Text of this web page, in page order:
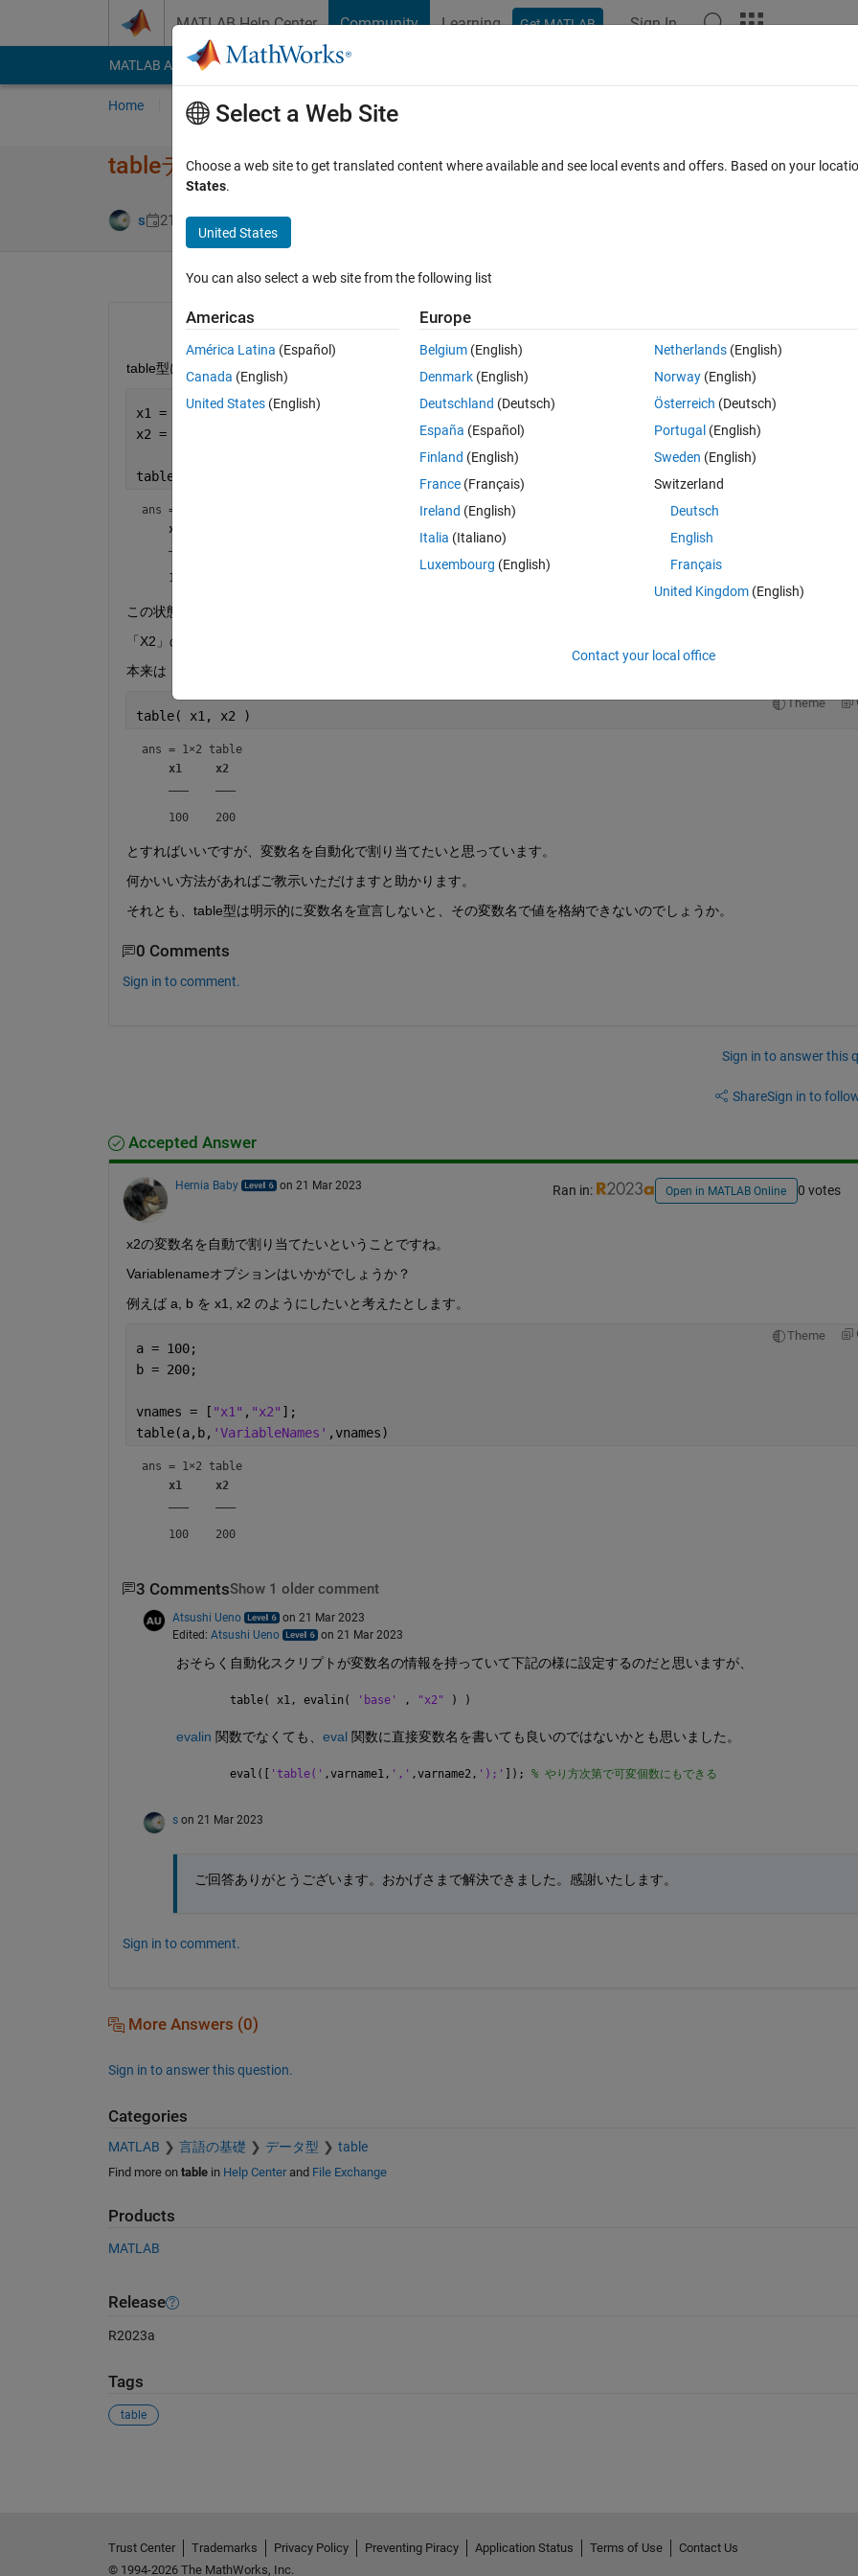
MATLAB Help Center Community Learning Get MATLAB Sign In
MATLAB Answers File Exchange Cody
Home Ask Answer Browse MATLAB FAQs
tableデータの変数名を割り当てる方法
s 21 Mar 2023 1 Answer
Ran in: Open in MATLAB Online 0 votes
table型において、変数名を明示的に宣言せずに、割り当てて、table型の変数を作成する方法を教えていただきたいです。
x1 = 100;
x2 = 200;
table( x1, evalin(
ans =
x1
この状態だと、tableの変数の中の「X2」の変数名は「Var2」となります。
「X2」の変数名を「X2」のままtable型に格納したい場合はどうすればいいでしょうか。
本来は
Theme
table( x1, x2 )
ans = 1×2 table
x1
x2
    100    200
とすればいいですが、変数名を自動化で割り当てたいと思っています。
何かいい方法があればご教示いただけますと助かります。
それとも、table型は明示的に変数名を宣言しないと、その変数名で値を格納できないのでしょうか。
0 Comments
Sign in to comment.
Sign in to answer this
ShareSign in to
Accepted Answer
Hernia Baby on 21 Mar 2023 Ran in: Open in MATLAB Online 0 votes
x2の変数名を自動で割り当てたいということですね。
Variablenameオプションはいかがでしょうか？
例えば a, b を x1, x2 のようにしたいと考えたとします。
Theme
a = 100;
b = 200;
vnames = [ "x1" , "x2" ];
table(a,b, 'VariableNames' ,vnames)
ans = 1×2 table
x1
x2
    100    200
3 CommentsShow 1 older comment
Atsushi Ueno
on 21 Mar 2023
Edited: Atsushi Ueno on 21 Mar 2023
おそらく自動化スクリプトが変数名の情報を持っていて下記の様に設定するのだと思いますが、
table( x1, evalin( 'base' , "x2" ) )
evalin 関数でなくても、 eval 関数に直接変数名を書いても良いのではないかとも思いました。
eval([ 'table(' ,varname1, ',' ,varname2, ');' ]); % やり方次第で可変個数にもできる
s on 21 Mar 2023
ご回答ありがとうございます。おかげさまで解決できました。感謝いたします。
Sign in to comment.
More Answers (0)
Sign in to answer this question.
Categories
MATLAB 言語の基礎 データ型 table
Find more on tablein Help Centerand File Exchange
Products
MATLAB
Release
R2023a
Tags
table
Select a Web Site
Choose a web site to get translated content where available and see local events and offers. Based on your
States.
United States
You can also select a web site from the following list
Americas
América Latina (Español)
Canada (English)
United States (English)
Europe
Belgium (English)
Denmark (English)
Deutschland (Deutsch)
España (Español)
Finland (English)
France (Français)
Ireland (English)
Italia (Italiano)
Luxembourg (English)
Netherlands(English)
Norway(English)
Österreich (Deutsch)
Portugal (English)
Sweden (English)
Switzerland
Deutsch
English
Français
United Kingdom(English)
Contact your local office
Trust Center Trademarks Privacy Policy Preventing Piracy Application Status Terms of Use
Contact Us
© 1994-2026 The MathWorks, Inc.